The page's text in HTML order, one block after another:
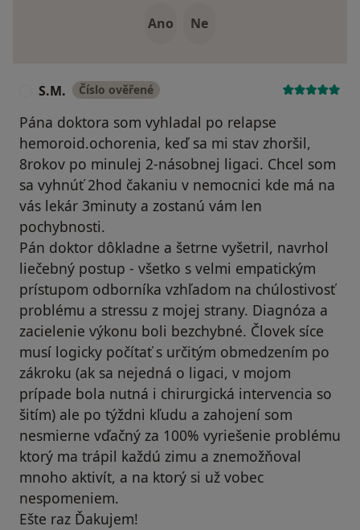
Ano Ne
S.M. Číslo ověřené
Pána doktora som vyhladal po relapse
hemoroid.ochorenia, keď sa mi stav zhoršil,
8rokov po minulej 2-násobnej ligaci. Chcel som
sa vyhnúť 2hod čakaniu v nemocnici kde má na
vás lekár 3minuty a zostanú vám len
pochybnosti.
Pán doktor dôkladne a šetrne vyšetril, navrhol
liečebný postup - všetko s velmi empatickým
prístupom odborníka vzhľadom na chúlostivosť
problému a stressu z mojej strany. Diagnóza a
zacielenie výkonu boli bezchybné. Človek síce
musí logicky počítať s určitým obmedzením po
zákroku (ak sa nejedná o ligaci, v mojom
prípade bola nutná i chirurgická intervencia so
šitím) ale po týždni kľudu a zahojení som
nesmierne vďačný za 100% vyriešenie problému
ktorý ma trápil každú zimu a znemožňoval
mnoho aktivít, a na ktorý si už vobec
nespomeniem.
Ešte raz Ďakujem!